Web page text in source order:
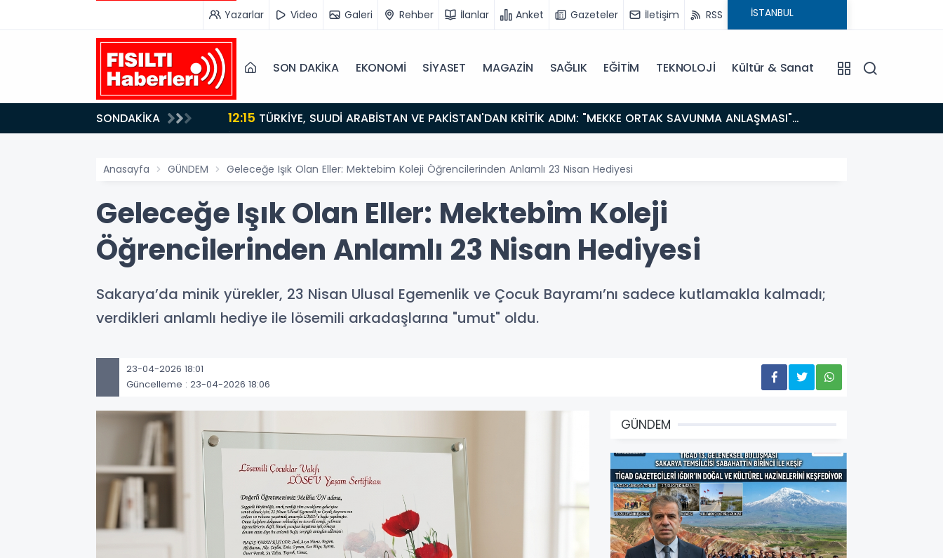
Yazarlar Video Galeri Rehber İlanlar Anket Gazeteler İletişim RSS
SON DAKİKA EKONOMİ SİYASET MAGAZİN SAĞLIK EĞİTİM TEKNOLOJİ Kültür & Sanat
SONDAKİKA 12:15
İMZALANDI!
Uyanacağız"
Anasayfa GÜNDEM Geleceğe Işık Olan Eller: Mektebim Koleji Öğrencilerinden Anlamlı 23 Nisan Hediyesi
Geleceğe Işık Olan Eller: Mektebim Koleji
Öğrencilerinden Anlamlı 23 Nisan Hediyesi
Sakarya’da minik yürekler, 23 Nisan Ulusal Egemenlik ve Çocuk Bayramı’nı sadece kutlamakla kalmadı;
verdikleri anlamlı hediye ile lösemili arkadaşlarına "umut" oldu.
23-04-2026 18:01
Güncelleme : 23-04-2026 18:06
GÜNDEM